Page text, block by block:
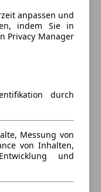
anpassen und
indem Sie in
Privacy Manager
durch
Messung von
von Inhalten,
und